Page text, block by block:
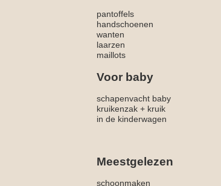
pantoffels
handschoenen
wanten
laarzen
maillots
Voor baby
schapenvacht baby
kruikenzak + kruik
in de kinderwagen
Meestgelezen
schoonmaken